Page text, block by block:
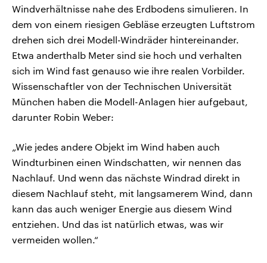
Windverhältnisse nahe des Erdbodens simulieren. In
dem von einem riesigen Gebläse erzeugten Luftstrom
drehen sich drei Modell-Windräder hintereinander.
Etwa anderthalb Meter sind sie hoch und verhalten
sich im Wind fast genauso wie ihre realen Vorbilder.
Wissenschaftler von der Technischen Universität
München haben die Modell-Anlagen hier aufgebaut,
darunter Robin Weber:
„Wie jedes andere Objekt im Wind haben auch
Windturbinen einen Windschatten, wir nennen das
Nachlauf. Und wenn das nächste Windrad direkt in
diesem Nachlauf steht, mit langsamerem Wind, dann
kann das auch weniger Energie aus diesem Wind
entziehen. Und das ist natürlich etwas, was wir
vermeiden wollen.“